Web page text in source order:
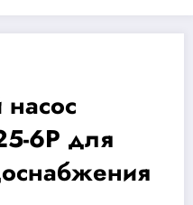
6P для